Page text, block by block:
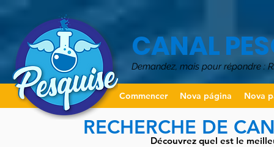
CANAL
Demandez, mais pour répondre :
Commencer Nova página Nova
RECHERCHE DE
Découvrez quel est le